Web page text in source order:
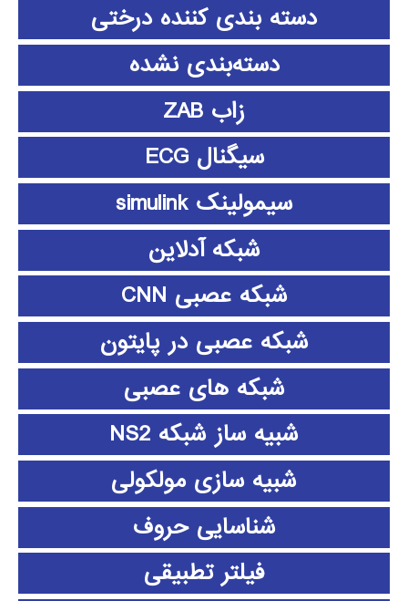
دسته بندی کننده درختی
دسته‌بندی نشده
زاب ZAB
سیگنال ECG
سیمولینک simulink
شبکه آدلاین
شبکه عصبی CNN
شبکه عصبی در پایتون
شبکه های عصبی
شبیه ساز شبکه NS2
شبیه سازی مولکولی
شناسایی حروف
فیلتر تطبیقی